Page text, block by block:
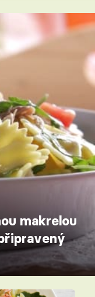
makrelou